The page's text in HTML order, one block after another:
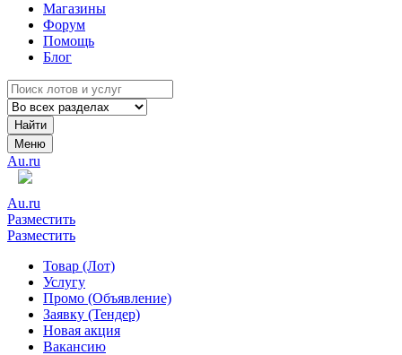
Магазины
Форум
Помощь
Блог
Найти
Меню
Au.ru
Au.ru
Разместить
Разместить
Товар (Лот)
Услугу
Промо (Объявление)
Заявку (Тендер)
Новая акция
Вакансию